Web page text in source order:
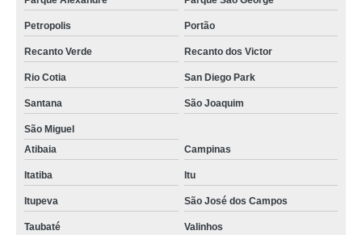
Petropolis Portão
Recanto Verde Recanto dos Victor
Rio Cotia San Diego Park
Santana São Joaquim
São Miguel
Atibaia
Campinas
Itatiba Itu
Itupeva São José dos Campos
Taubaté Valinhos